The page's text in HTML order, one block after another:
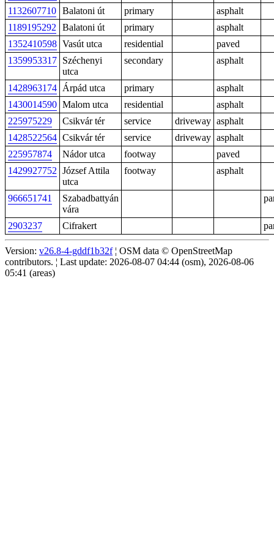
1132607710 Balatoni út primary
asphalt
1189195292
Balatoni út primary
asphalt
1352410598 Vasút utca residential
paved
1359953317 Széchenyi
utca
secondary asphalt
1428963174 Árpád utca primary
asphalt
1430014590 Malom utca residential
asphalt
225975229
Csikvár tér service driveway asphalt
1428522564 Csikvár tér service driveway asphalt
225957874
Nádor utca footway
paved
1429927752 József Attila
utca
footway asphalt
966651741
Szabadbattyán
vára
2903237 Cifrakert
Version: v26.8-4-gddf1b32f¦ OSM data © OpenStreetMap
contributors. ¦ Last update: 2026-08-07 04:44 (osm), 2026-08-06
05:41 (areas)